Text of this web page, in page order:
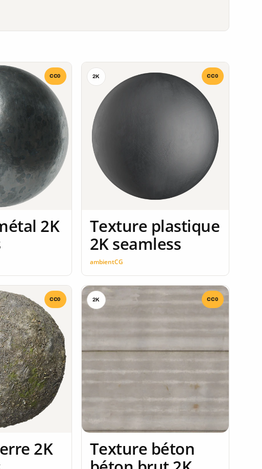
CC0
2K
2K CC0
Texture plastique
2K seamless
ambientCG
CC0
2K
2K CC0
Texture béton